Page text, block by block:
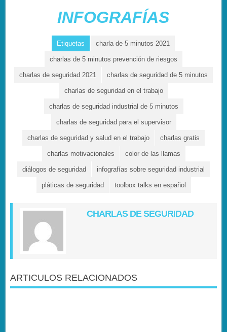
INFOGRAFÍAS
Etiquetas charla de 5 minutos 2021
charlas de 5 minutos prevención de riesgos
charlas de seguridad 2021 charlas de seguridad de 5 minutos
charlas de seguridad en el trabajo
charlas de seguridad industrial de 5 minutos
charlas de seguridad para el supervisor
charlas de seguridad y salud en el trabajo charlas gratis
charlas motivacionales color de las llamas
diálogos de seguridad infografías sobre seguridad industrial
pláticas de seguridad toolbox talks en español
CHARLAS DE SEGURIDAD
ARTICULOS RELACIONADOS